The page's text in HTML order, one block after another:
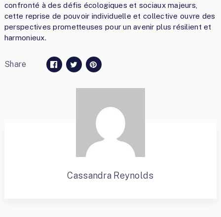
confronté à des défis écologiques et sociaux majeurs,
cette reprise de pouvoir individuelle et collective ouvre des
perspectives prometteuses pour un avenir plus résilient et
harmonieux.
Share
Cassandra Reynolds